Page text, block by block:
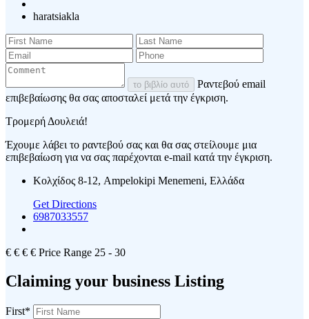
haratsiakla
το βιβλίο αυτό
Ραντεβού email
επιβεβαίωσης θα σας αποσταλεί μετά την έγκριση.
Τρομερή Δουλειά!
Έχουμε λάβει το ραντεβού σας και θα σας στείλουμε μια
επιβεβαίωση για να σας παρέχονται e-mail κατά την έγκριση.
Κολχίδος 8-12, Ampelokipi Menemeni, Ελλάδα
Get Directions
6987033557
€ € € € Price Range 25 - 30
Claiming your business Listing
First*